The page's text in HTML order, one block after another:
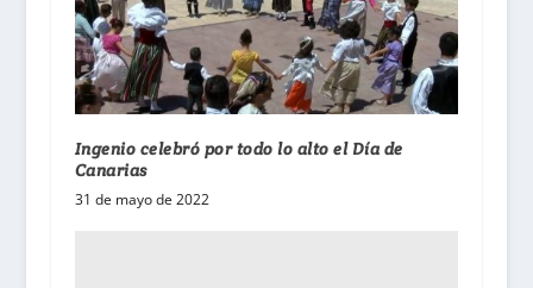
Ingenio celebró por todo lo alto el Día de
Canarias
31 de mayo de 2022